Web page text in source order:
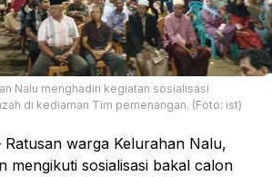
Nalu menghadiri kegiatan sosialisasi
di kediaman Tim pemenangan. (Foto: ist)
Ratusan warga Kelurahan Nalu,
mengikuti sosialisasi bakal calon